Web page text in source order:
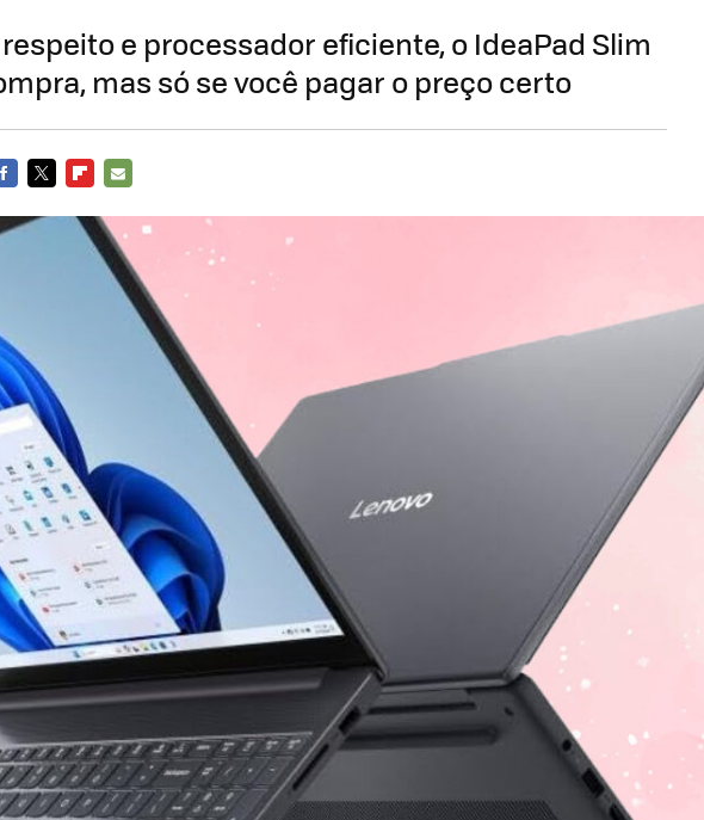
e processador eficiente, o IdeaPad Slim
mas só se você pagar o preço certo
MAIL